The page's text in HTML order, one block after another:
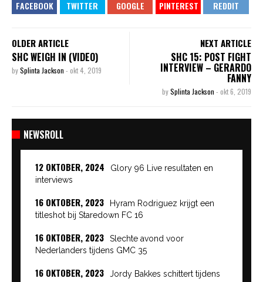
OLDER ARTICLE
SHC WEIGH IN (VIDEO)
bySplinta Jackson - okt 4, 2019
NEXT ARTICLE
SHC 15: POST FIGHT
INTERVIEW – GERARDO
FANNY
bySplinta Jackson - okt 6, 2019
NEWSROLL
12 OKTOBER, 2024
Glory 96 Live resultaten en
interviews
16 OKTOBER, 2023
Hyram Rodriguez krijgt een
titleshot bij Staredown FC 16
16 OKTOBER, 2023
Slechte avond voor
Nederlanders tijdens GMC 35
16 OKTOBER, 2023
Jordy Bakkes schittert tijdens